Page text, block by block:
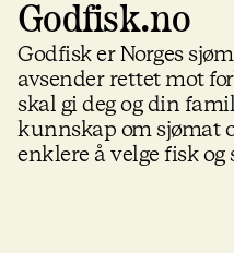
Godfisk.no
Godfisk er Norges
avsender rettet mot
skal gi deg og din
kunnskap om sjømat
enklere å velge fisk